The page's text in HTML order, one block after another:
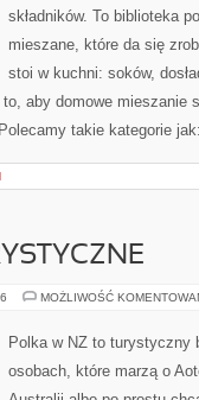
składników. To biblioteka
mieszane, które da się
stoi w kuchni: soków,
aby domowe mieszanie
takie kategorie
MOŻLIWOŚĆ
Polka w NZ to turystyczny
osobach, które marzą o